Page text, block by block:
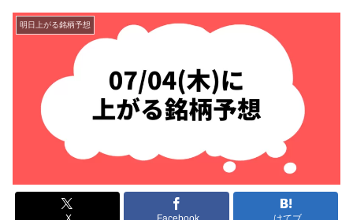
明日上がる銘柄予想